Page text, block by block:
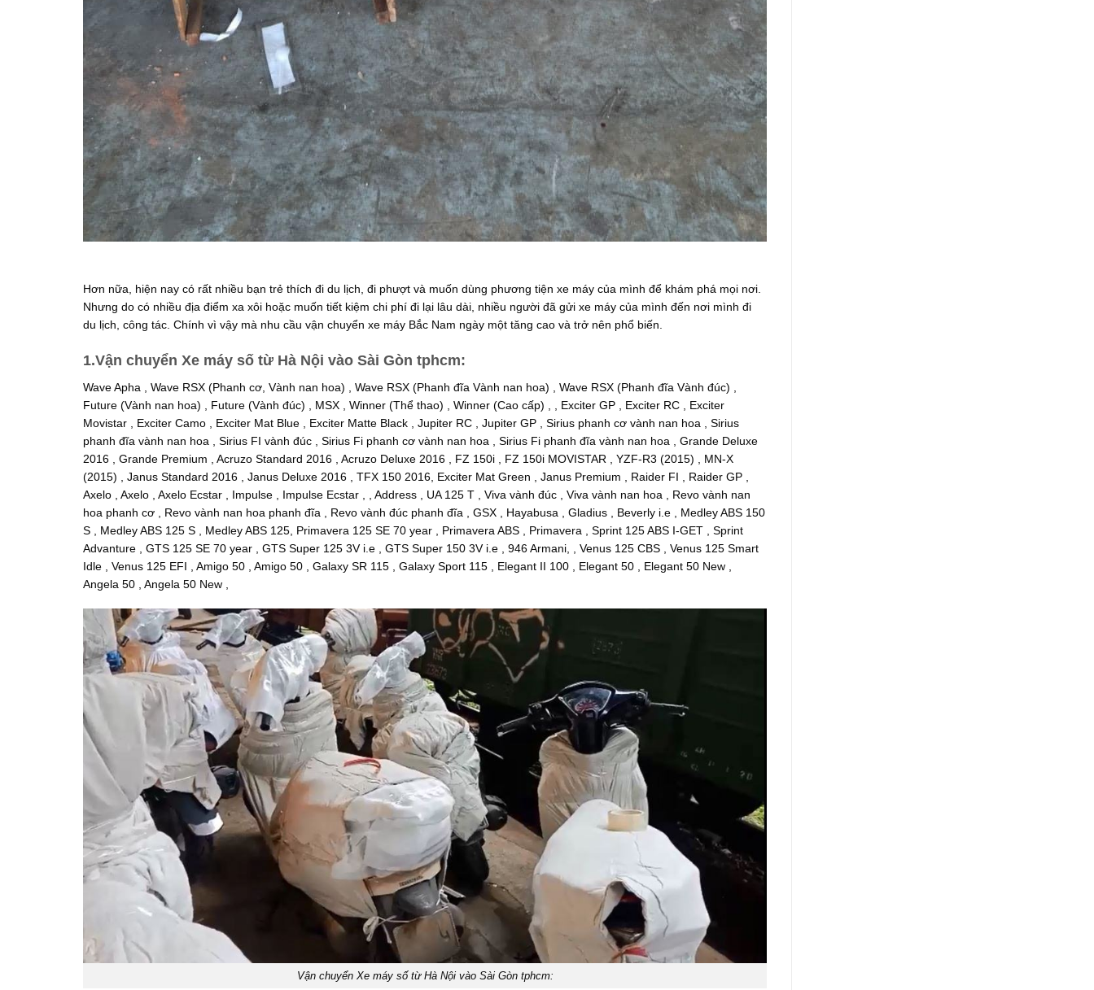
Hơn nữa, hiện nay có rất nhiều bạn trẻ thích đi du lịch, đi phượt và muốn dùng phương tiện xe máy của mình để khám phá mọi nơi.
Nhưng do có nhiều địa điểm xa xôi hoặc muốn tiết kiệm chi phí đi lại lâu dài, nhiều người đã gửi xe máy của mình đến nơi mình đi
du lịch, công tác. Chính vì vậy mà nhu cầu vận chuyển xe máy Bắc Nam ngày một tăng cao và trở nên phổ biến.
1.Vận chuyển Xe máy số từ Hà Nội vào Sài Gòn tphcm:
Wave Apha , Wave RSX (Phanh cơ, Vành nan hoa) , Wave RSX (Phanh đĩa Vành nan hoa) , Wave RSX (Phanh đĩa Vành đúc) ,
Future (Vành nan hoa) , Future (Vành đúc) , MSX , Winner (Thể thao) , Winner (Cao cấp) , , Exciter GP , Exciter RC , Exciter
Movistar , Exciter Camo , Exciter Mat Blue , Exciter Matte Black , Jupiter RC , Jupiter GP , Sirius phanh cơ vành nan hoa , Sirius
phanh đĩa vành nan hoa , Sirius FI vành đúc , Sirius Fi phanh cơ vành nan hoa , Sirius Fi phanh đĩa vành nan hoa , Grande Deluxe
2016 , Grande Premium , Acruzo Standard 2016 , Acruzo Deluxe 2016 , FZ 150i , FZ 150i MOVISTAR , YZF-R3 (2015) , MN-X
(2015) , Janus Standard 2016 , Janus Deluxe 2016 , TFX 150 2016, Exciter Mat Green , Janus Premium , Raider FI , Raider GP ,
Axelo , Axelo , Axelo Ecstar , Impulse , Impulse Ecstar , , Address , UA 125 T , Viva vành đúc , Viva vành nan hoa , Revo vành nan
hoa phanh cơ , Revo vành nan hoa phanh đĩa , Revo vành đúc phanh đĩa , GSX , Hayabusa , Gladius , Beverly i.e , Medley ABS 150
S , Medley ABS 125 S , Medley ABS 125, Primavera 125 SE 70 year , Primavera ABS , Primavera , Sprint 125 ABS I-GET , Sprint
Advanture , GTS 125 SE 70 year , GTS Super 125 3V i.e , GTS Super 150 3V i.e , 946 Armani, , Venus 125 CBS , Venus 125 Smart
Idle , Venus 125 EFI , Amigo 50 , Amigo 50 , Galaxy SR 115 , Galaxy Sport 115 , Elegant II 100 , Elegant 50 , Elegant 50 New ,
Angela 50 , Angela 50 New ,
Vận chuyển Xe máy số từ Hà Nội vào Sài Gòn tphcm: